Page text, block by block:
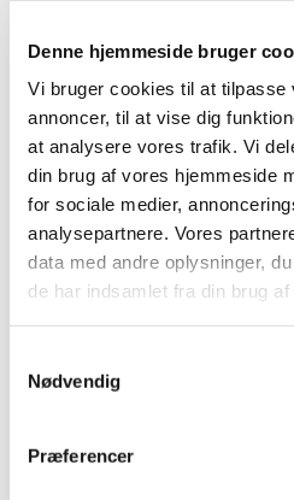
Denne hjemmeside bruger
Vi bruger cookies til at tilpasse
annoncer, til at vise dig
at analysere vores trafik. Vi
din brug af vores hjemmeside
for sociale medier,
analysepartnere. Vores
data med andre oplysninger,
de har indsamlet fra din brug
Nødvendig
Præferencer
sognegården. Øvetiden er
Koret har plads til både
synger såvel verdsligt som
Salmer, viser,
stemmige udgaver.
Vi optræder 3-5 gange
kirken, men vi er også
synge for folk i lokalmiljøet!
Tilmelding og information
52.